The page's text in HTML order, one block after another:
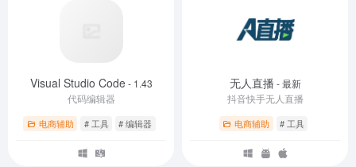
Visual Studio Code- 1.43
代码编辑器
电商辅助 # 工具 # 编辑器
无人直播 - 最新
抖音快手无人直播
电商辅助 # 工具